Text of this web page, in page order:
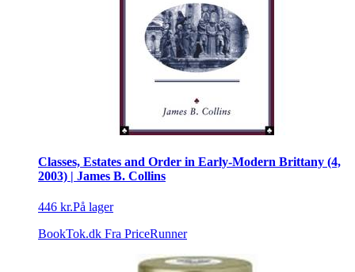
Classes, Estates and Order in Early-Modern Brittany (4,
2003) | James B. Collins
446 kr.På lager
BookTok.dk Fra PriceRunner